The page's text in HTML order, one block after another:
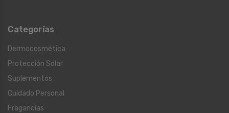
Categorías
Dermocosmética
Protección Solar
Suplementos
Cuidado Personal
Fragancias